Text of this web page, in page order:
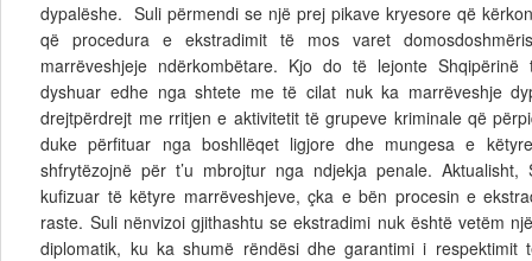
dypalëshe. Suli përmendi se një prej pikave kryesore që
që procedura e ekstradimit të mos varet
marrëveshjeje ndërkombëtare. Kjo do të lejonte
dyshuar edhe nga shtete me të cilat nuk ka marrëveshje
drejtpërdrejt me rritjen e aktivitetit të grupeve kriminale që
duke përfituar nga boshllëqet ligjore dhe mungesa e
shfrytëzojnë për t’u mbrojtur nga ndjekja penale.
kufizuar të këtyre marrëveshjeve, çka e bën procesin e
raste. Suli nënvizoi gjithashtu se ekstradimi nuk është vetëm
diplomatik, ku ka shumë rëndësi dhe garantimi i respektimit